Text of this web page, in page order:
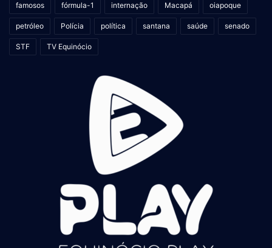
famosos fórmula-1 internação Macapá oiapoque
petróleo Polícia política santana saúde senado
STF TV Equinócio